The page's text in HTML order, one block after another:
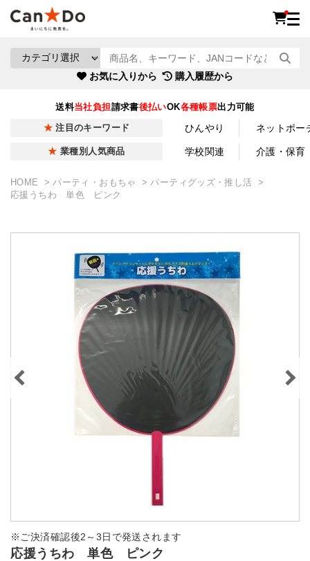
お気に入りから 購入履歴から
送料当社負担請求書後払いOK各種帳票出力可能
注目のキーワード ひんやり ネットポー
業種別人気商品 学校関連 介護・保育
HOME パーティ・おもちゃ
パーティグッズ・推し活
応援うちわ 単色 ピンク
※ご決済確認後2～3日で発送されます
応援うちわ 単色 ピンク